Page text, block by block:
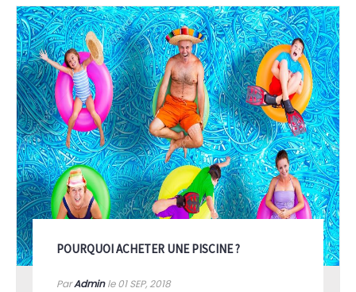
POURQUOI ACHETER UNE PISCINE ?
ParAdminle 01SEP, 2018